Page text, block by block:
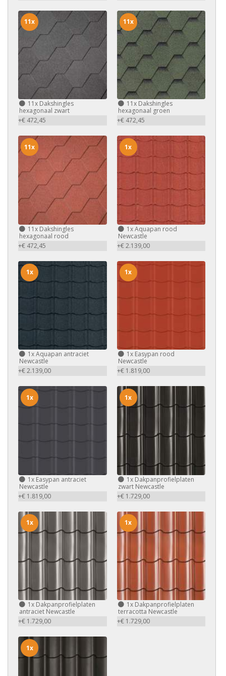
11x Dakshingles
hexagonaal zwart
+€ 472,45
11x
11xDakshingles
hexagonaal groen
+€ 472,45
11x
11x Dakshingles
hexagonaal rood
+€ 472,45
11x
1xAquapan rood
Newcastle
+€ 2.139,00
1x
1xAquapan antraciet
Newcastle
+€ 2.139,00
1x
1xEasypan rood
Newcastle
+€ 1.819,00
1x
1x Easypan antraciet
Newcastle
+€ 1.819,00
1x
1xDakpanprofielplaten
zwart Newcastle
+€ 1.729,00
1x
1x Dakpanprofielplaten
antraciet Newcastle
+€ 1.729,00
1x
1xDakpanprofielplaten
terracotta Newcastle
+€ 1.729,00
1x
1x